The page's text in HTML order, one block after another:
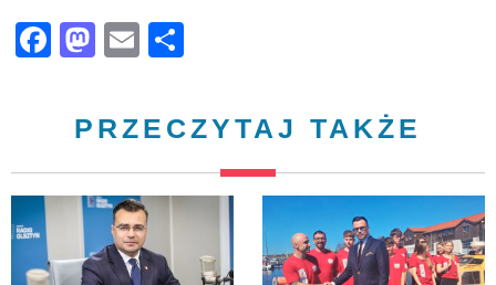
Facebook
Mastodon
Email
PRZECZYTAJ TAKŻE